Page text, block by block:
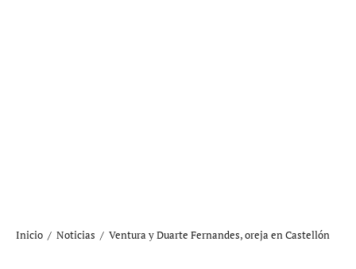
Inicio Noticias Ventura y Duarte Fernandes, oreja en Castellón